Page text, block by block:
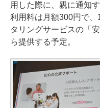
用した際に、親に通知
利用料は月額300円で
タリングサービスの「
ら提供する予定。